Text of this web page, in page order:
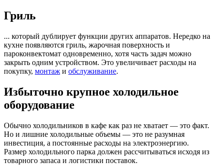
Гриль
... который дублирует функции других аппаратов. Нередко на
кухне появляются гриль, жарочная поверхность и
пароконвектомат одновременно, хотя часть задач можно
закрыть одним устройством. Это увеличивает расходы на
покупку, монтаж и обслуживание.
Избыточно крупное холодильное
оборудование
Обычно холодильников в кафе как раз не хватает — это факт.
Но и лишние холодильные объемы — это не разумная
инвестиция, а постоянные расходы на электроэнергию.
Размер холодильного парка должен рассчитываться исходя из
товарного запаса и логистики поставок.